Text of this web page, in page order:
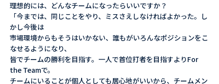
理想的には、どんなチームになったらいいですか？
「今までは、同じことをやり、ミスさえしなければよかった。し
かし今後は
市場環境からもそうはいかない、誰もがいろんなポジションをこ
なせるようになり、
皆でチームの勝利を目指す。一人で首位打者を目指すよりFor
the Teamで。
チームにいることが個人としても居心地がいいから、チームメン